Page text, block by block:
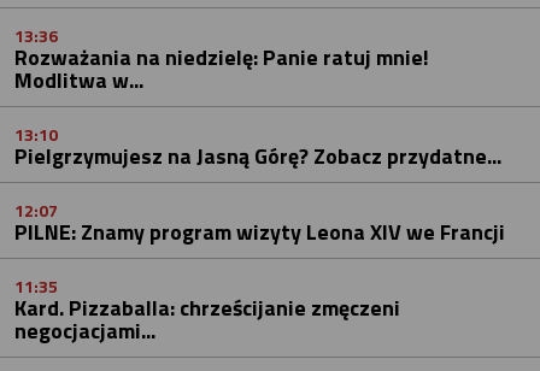
13:36
Rozważania na niedzielę: Panie ratuj mnie!
Modlitwa w...
13:10
Pielgrzymujesz na Jasną Górę? Zobacz przydatne...
12:07
PILNE: Znamy program wizyty Leona XIV we Francji
11:35
Kard. Pizzaballa: chrześcijanie zmęczeni
negocjacjami...